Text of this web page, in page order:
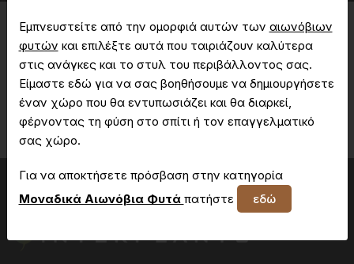
Δεν έχετε πρόσβαση στη συγκεκριμένη σελίδα
Εμπνευστείτε από την ομορφιά αυτών των αιωνόβιων
φυτών και επιλέξτε αυτά που ταιριάζουν καλύτερα
στις ανάγκες και το στυλ του περιβάλλοντος σας.
Είμαστε εδώ για να σας βοηθήσουμε να δημιουργήσετε
έναν χώρο που θα εντυπωσιάζει και θα διαρκεί,
φέρνοντας τη φύση στο σπίτι ή τον επαγγελματικό
σας χώρο.
Για να αποκτήσετε πρόσβαση στην κατηγορία
Μοναδικά Αιωνόβια Φυτά πατήστε εδώ